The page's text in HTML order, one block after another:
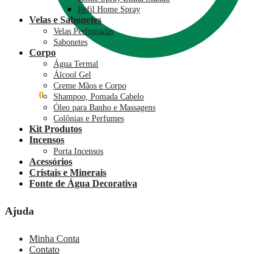
0
Refil Home Spray
Velas e Sabonetes
Velas Perfumadas
Sabonetes
Corpo
Água Termal
Álcool Gel
Creme Mãos e Corpo
Shampoo, Pomada Cabelo
Óleo para Banho e Massagens
Colônias e Perfumes
Kit Produtos
Incensos
Porta Incensos
Acessórios
Cristais e Minerais
Fonte de Água Decorativa
Ajuda
Minha Conta
Contato